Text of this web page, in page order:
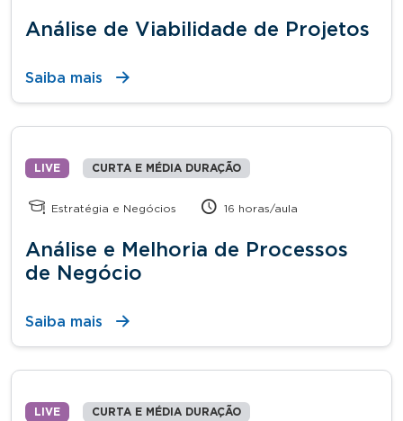
Análise de Viabilidade de Projetos
Saiba mais
LIVE CURTA E MÉDIA DURAÇÃO
Estratégia e Negócios 16 horas/aula
Análise e Melhoria de Processos
de Negócio
Saiba mais
LIVE CURTA E MÉDIA DURAÇÃO